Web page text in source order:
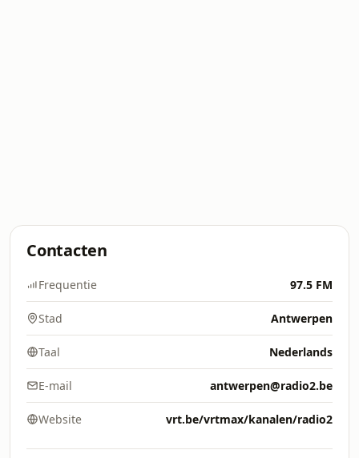
Contacten
Frequentie 97.5 FM
Stad Antwerpen
Taal Nederlands
E-mail antwerpen@radio2.be
Website vrt.be/vrtmax/kanalen/radio2